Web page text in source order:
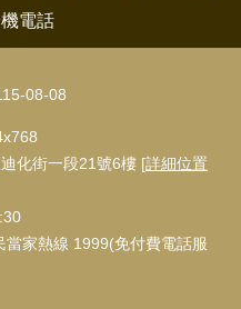
電話
08-08
化街一段21號6樓 [詳細位置
家熱線 1999(免付費電話服